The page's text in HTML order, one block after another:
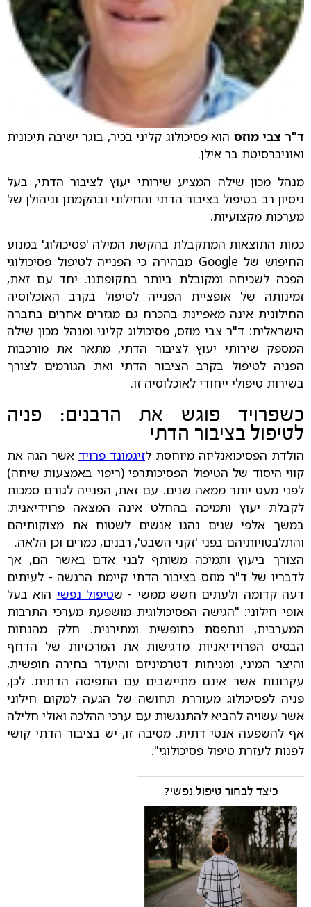
ד"ר צבי מוזס הוא פסיכולוג קליני בכיר, בוגר ישיבה תיכונית
ואוניברסיטת בר אילן.
מנהל מכון שילה המציע שירותי יעוץ לציבור הדתי, בעל
ניסיון רב בטיפול בציבור הדתי והחילוני ובהקמתן וניהולן של
מערכות מקצועיות.
כמות התוצאות המתקבלת בהקשת המילה 'פסיכולוג' במנוע
החיפוש של Google מבהירה כי הפנייה לטיפול פסיכולוגי
הפכה לשכיחה ומקובלת ביותר בתקופתנו. יחד עם זאת,
זמינותה של אופציית הפנייה לטיפול בקרב האוכלוסיה
החילונית אינה מאפיינת בהכרח גם מגזרים אחרים בחברה
הישראלית: ד"ר צבי מוזס, פסיכולוג קליני ומנהל מכון שילה
המספק שירותי יעוץ לציבור הדתי, מתאר את מורכבות
הפניה לטיפול בקרב הציבור הדתי ואת הגורמים לצורך
בשירות טיפולי ייחודי לאוכלוסיה זו.
כשפרויד פוגש את הרבנים: פניה
לטיפול בציבור הדתי
הולדת הפסיכואנליזה מיוחסת לזיגמונד פרויד אשר הגה את
קווי היסוד של הטיפול הפסיכותרפי (ריפוי באמצעות שיחה)
לפני מעט יותר ממאה שנים. עם זאת, הפנייה לגורם סמכות
לקבלת יעוץ ותמיכה בהחלט אינה המצאה פרוידיאנית:
במשך אלפי שנים נהגו אנשים לשטוח את מצוקותיהם
והתלבטויותיהם בפני 'זקני השבט', רבנים, כמרים וכן הלאה.
הצורך ביעוץ ותמיכה משותף לבני אדם באשר הם, אך
לדבריו של ד"ר מוזס בציבור הדתי קיימת הרגשה - לעיתים
דעה קדומה ולעתים חשש ממשי - שטיפול נפשי הוא בעל
אופי חילוני: "הגישה הפסיכולוגית מושפעת מערכי התרבות
המערבית, ונתפסת כחופשית ומתירנית. חלק מהנחות
הבסיס הפרוידיאניות מדגישות את המרכזיות של הדחף
והיצר המיני, ומניחות דטרמיניזם והיעדר בחירה חופשית,
עקרונות אשר אינם מתיישבים עם התפיסה הדתית. לכן,
פניה לפסיכולוג מעוררת תחושה של הגעה למקום חילוני
אשר עשויה להביא להתנגשות עם ערכי ההלכה ואולי חלילה
אף להשפעה אנטי דתית. מסיבה זו, יש בציבור הדתי קושי
לפנות לעזרת טיפול פסיכולוגי".
כיצד לבחור טיפול נפשי?